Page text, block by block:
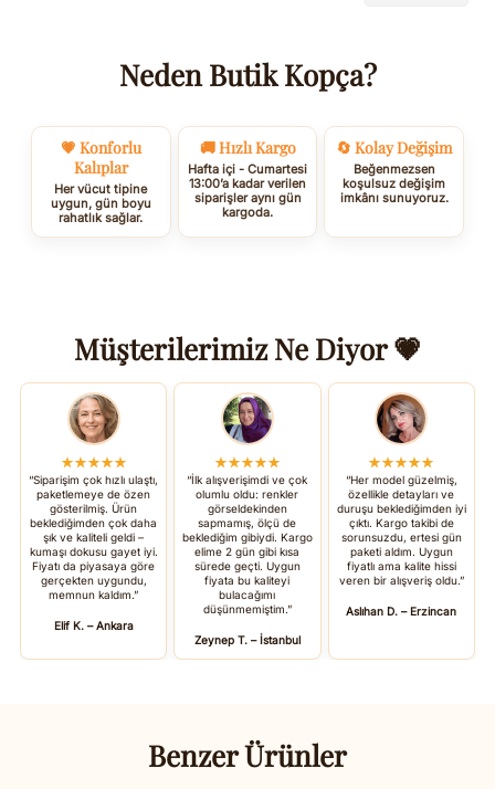
Neden Butik Kopça?
💗 Konforlu
Kalıplar
Her vücut tipine
uygun, gün boyu
rahatlık sağlar.
🚚 Hızlı Kargo
Hafta içi - Cumartesi
13:00’a kadar verilen
siparişler aynı gün
kargoda.
🔄 Kolay Değişim
Beğenmezsen
koşulsuz değişim
imkânı sunuyoruz.
Müşterilerimiz Ne Diyor 💗
★★★★★
“Siparişim çok hızlı ulaştı,
paketlemeye de özen
gösterilmiş. Ürün
beklediğimden çok daha
şık ve kaliteli geldi –
kumaşı dokusu gayet iyi.
Fiyatı da piyasaya göre
gerçekten uygundu,
memnun kaldım.”
Elif K. – Ankara
★★★★★
“İlk alışverişimdi ve çok
olumlu oldu: renkler
görseldekinden
sapmamış, ölçü de
beklediğim gibiydi. Kargo
elime 2 gün gibi kısa
sürede geçti. Uygun
fiyata bu kaliteyi
bulacağımı
düşünmemiştim.”
Zeynep T. – İstanbul
★★★★★
“Her model güzelmiş,
özellikle detayları ve
duruşu beklediğimden iyi
çıktı. Kargo takibi de
sorunsuzdu, ertesi gün
paketi aldım. Uygun
fiyatlı ama kalite hissi
veren bir alışveriş oldu.”
Aslıhan D. – Erzincan
Benzer Ürünler